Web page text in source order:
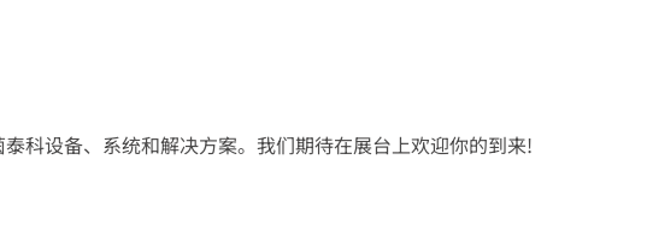
科设备、系统和解决方案。我们期待在展台上欢迎你的到来!